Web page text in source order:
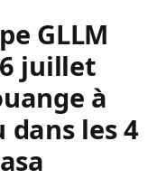
GLLM
juillet
à
dans les 4